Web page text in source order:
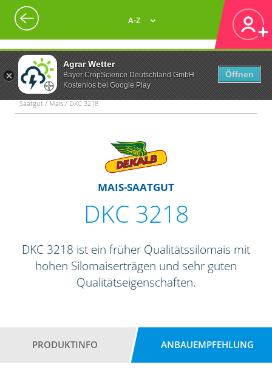
Agrar Wetter
Bayer CropScience Deutschland GmbH
Kostenlos bei Google Play
Öffnen
A-Z
Saatgut / Mais / DKC 3218
MAIS-SAATGUT
DKC 3218
DKC 3218 ist ein früher Qualitätssilomais mit
hohen Silomaiserträgen und sehr guten
Qualitätseigenschaften.
PRODUKTINFO ANBAUEMPFEHLUNG